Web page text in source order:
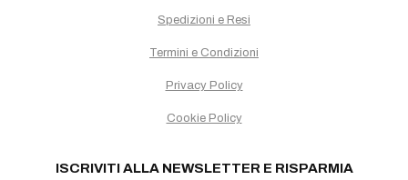
Spedizioni e Resi
Termini e Condizioni
Privacy Policy
Cookie Policy
ISCRIVITI ALLA NEWSLETTER E RISPARMIA